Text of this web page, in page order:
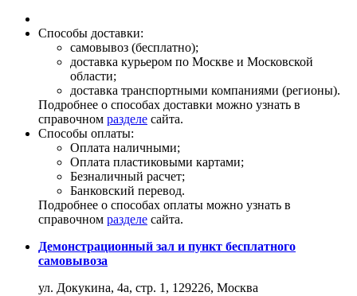
Способы доставки:
самовывоз (бесплатно);
доставка курьером по Москве и Московской
области;
доставка транспортными компаниями (регионы).
Подробнее о способах доставки можно узнать в
справочном разделе сайта.
Способы оплаты:
Оплата наличными;
Оплата пластиковыми картами;
Безналичный расчет;
Банковский перевод.
Подробнее о способах оплаты можно узнать в
справочном разделе сайта.
Демонстрационный зал и пункт бесплатного
самовывоза
ул. Докукина, 4а, стр. 1, 129226, Москва